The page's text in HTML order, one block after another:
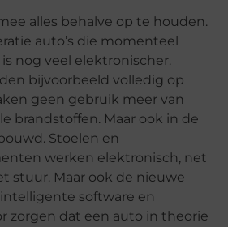
alles behalve op te houden.
auto’s die momenteel
nog veel elektronischer.
bijvoorbeeld volledig op
geen gebruik meer van
brandstoffen. Maar ook in de
Stoelen en
werken elektronisch, net
stuur. Maar ook de nieuwe
software en
zorgen dat een auto in theorie